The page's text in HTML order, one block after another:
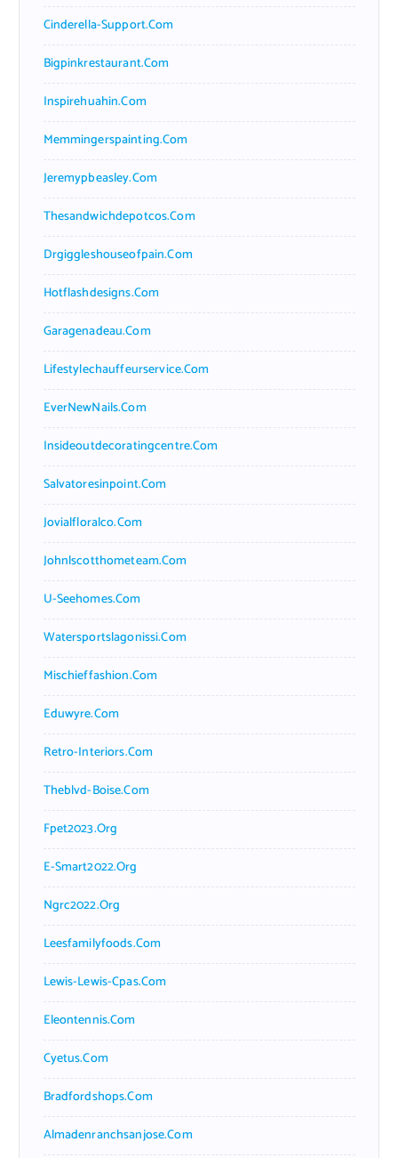
Cinderella-Support.com
Bigpinkrestaurant.com
Inspirehuahin.com
Memmingerspainting.com
Jeremypbeasley.com
Thesandwichdepotcos.com
Drgiggleshouseofpain.com
Hotflashdesigns.com
Garagenadeau.com
Lifestylechauffeurservice.com
EverNewNails.com
Insideoutdecoratingcentre.com
Salvatoresinpoint.com
Jovialfloralco.com
Johnlscotthometeam.com
U-Seehomes.com
Watersportslagonissi.com
Mischieffashion.com
Eduwyre.com
Retro-Interiors.com
Theblvd-Boise.com
Fpet2023.org
E-Smart2022.org
Ngrc2022.org
Leesfamilyfoods.com
Lewis-Lewis-Cpas.com
Eleontennis.com
Cyetus.com
Bradfordshops.com
Almadenranchsanjose.com